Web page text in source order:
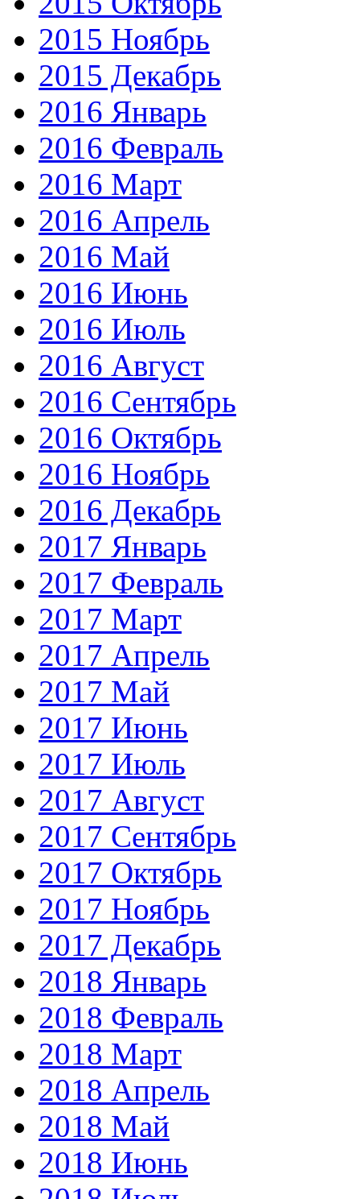
2015 Ноябрь
2015 Декабрь
2016 Январь
2016 Февраль
2016 Март
2016 Апрель
2016 Май
2016 Июнь
2016 Июль
2016 Август
2016 Сентябрь
2016 Октябрь
2016 Ноябрь
2016 Декабрь
2017 Январь
2017 Февраль
2017 Март
2017 Апрель
2017 Май
2017 Июнь
2017 Июль
2017 Август
2017 Сентябрь
2017 Октябрь
2017 Ноябрь
2017 Декабрь
2018 Январь
2018 Февраль
2018 Март
2018 Апрель
2018 Май
2018 Июнь